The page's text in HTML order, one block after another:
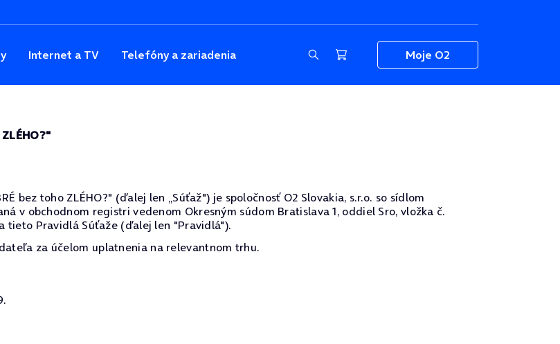
Internet a TV Telefóny a zariadenia Moje O2
bez toho ZLÉHO?" (ďalej len „Súťaž") je spoločnosť O2 Slovakia, s.r.o. so sídlom
v obchodnom registri vedenom Okresným súdom Bratislava 1, oddiel Sro, vložka č.
tieto Pravidlá Súťaže (ďalej len "Pravidlá").
za účelom uplatnenia na relevantnom trhu.